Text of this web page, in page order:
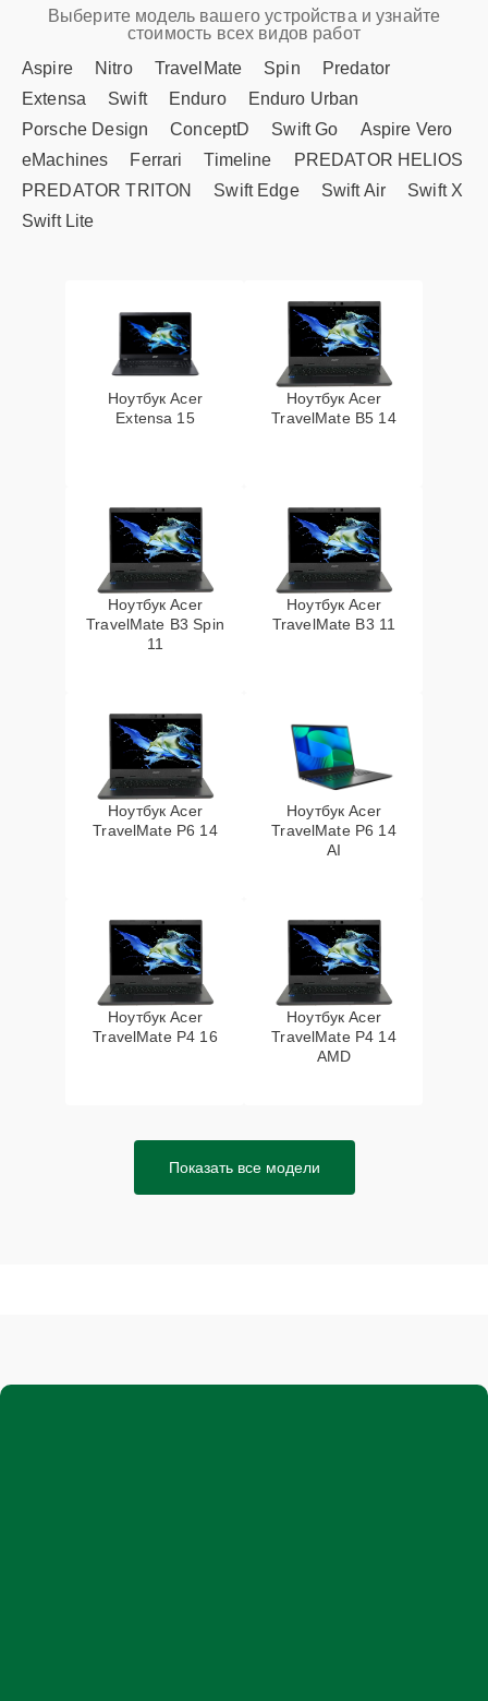
Выберите модель вашего устройства и узнайте
стоимость всех видов работ
Aspire
Nitro TravelMate Spin
Predator
Extensa
Swift Enduro
Enduro Urban
Porsche Design
ConceptD Swift Go
Aspire Vero
eMachines
Ferrari Timeline
PREDATOR HELIOS
PREDATOR TRITON
Swift Edge Swift Air
Swift X
Swift Lite
Ноутбук Acer
Extensa 15
Ноутбук Acer
TravelMate B5 14
Ноутбук Acer
TravelMate B3 Spin
11
Ноутбук Acer
TravelMate B3 11
Ноутбук Acer
TravelMate P6 14
Ноутбук Acer
TravelMate P6 14
AI
Ноутбук Acer
TravelMate P4 16
Ноутбук Acer
TravelMate P4 14
AMD
Показать все модели